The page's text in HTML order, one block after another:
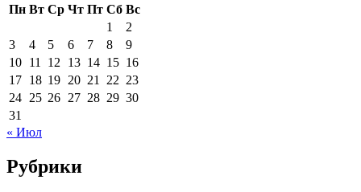
Пн Вт Ср Чт Пт Сб Вс
1
2
3
4 5 6 7 8
9
10 11 12 13 14 15 16
17 18 19 20 21 22 23
24 25 26 27 28 29 30
31
« Июл
Рубрики